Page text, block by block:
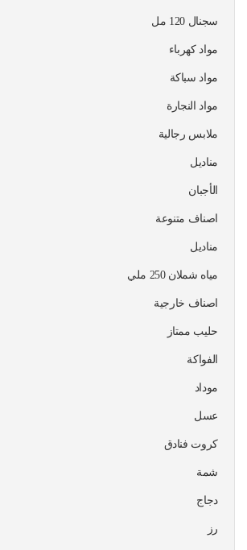
سجنال 120 مل
مواد كهرباء
مواد سباكة
مواد النجارة
ملابس رجالية
مناديل
الأجبان
اصناف متنوعة
مناديل
مياه شملان 250 ملي
اصناف خارجية
حليب ممتاز
الفواكة
موداد
عسل
كروت فنادق
شمة
دجاج
رز